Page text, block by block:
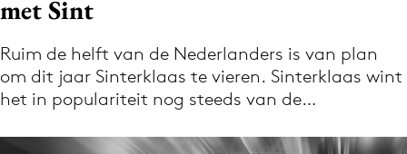
Volg het laatste nieuws via de Adformatie
Nieuws app
met Sint
Ruim de helft van de Nederlanders is van plan
om dit jaar Sinterklaas te vieren. Sinterklaas wint
het in populariteit nog steeds van de…